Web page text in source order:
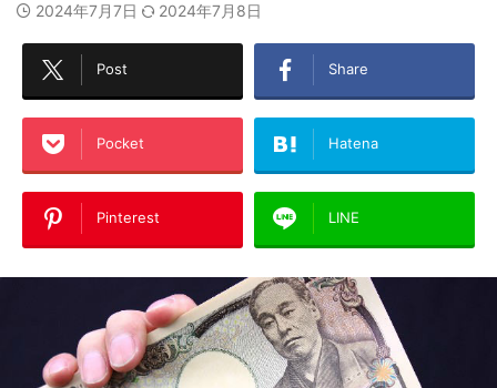
2024年7月7日 2024年7月8日
Post Share
Pocket Hatena
Pinterest LINE